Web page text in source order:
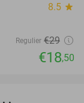
8.5 star
Regulier €29
€18,50